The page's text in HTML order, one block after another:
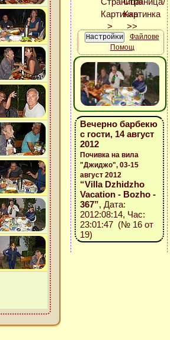
Файлове
Помощ
Вечерно барбекю
с гости, 14 август
2012
Почивка на вила
"Джиджо", 03-15
август 2012
“Villa Dzhidzho
Vacation - Bozho -
367”, Дата:
2012:08:14, Час:
23:01:47 (№ 16 от
19)